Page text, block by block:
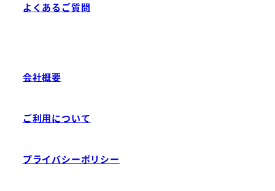
よくあるご質問
会社概要
ご利用について
プライバシーポリシー